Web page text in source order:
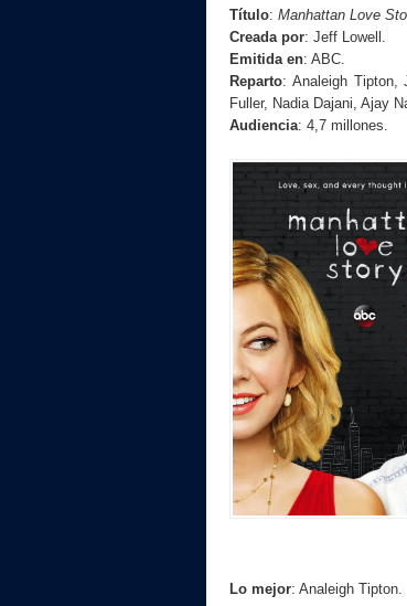
Título: Manhattan Love
Creada por: Jeff Lowell.
Emitida en: ABC.
Reparto: Analeigh Tipton,
Fuller, Nadia Dajani, Ajay
Audiencia: 4,7 millones.
Lo mejor: Analeigh Tipton.